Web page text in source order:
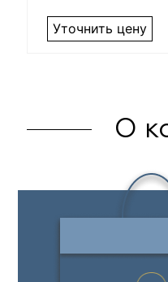
Уточнить цену
О